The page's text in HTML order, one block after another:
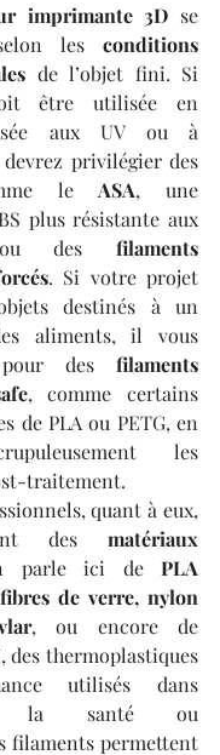
imprimante 3D se
les conditions
de l’objet fini. Si
être utilisée en
aux UV ou à
privilégier des
le ASA, une
plus résistante aux
ou des filaments
. Si votre projet
destinés à un
aliments, il vous
des filaments
, comme certains
de PLA ou PETG, en
les
traitement.
quant à eux,
des matériaux
parle ici de PLA
de verre, nylon
, des thermoplastiques
utilisés dans
la santé ou
filaments permettent